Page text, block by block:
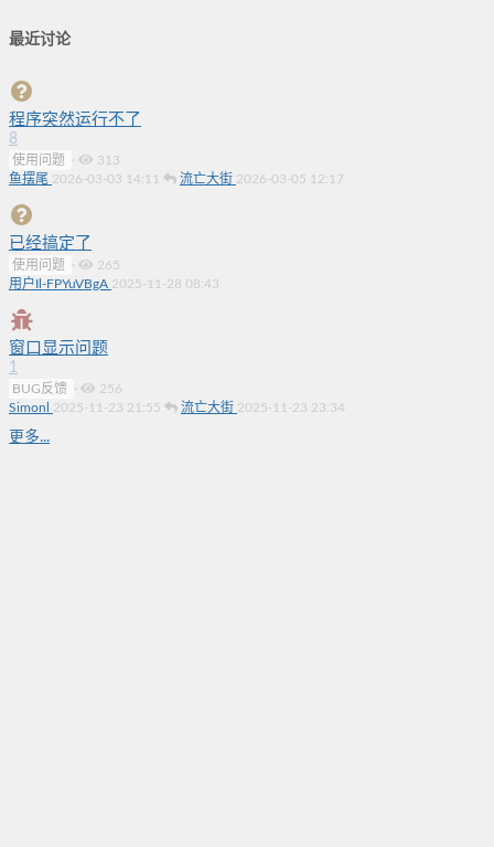
最近讨论
程序突然运行不了
8
使用问题 ·
313
鱼摆尾 2026-03-03 14:11 流亡大街 2026-03-05 12:17
已经搞定了
使用问题 ·
265
用户Il-FPYuVBgA 2025-11-28 08:43
窗口显示问题
1
BUG反馈 ·
256
Simonl 2025-11-23 21:55 流亡大街 2025-11-23 23:34
更多...